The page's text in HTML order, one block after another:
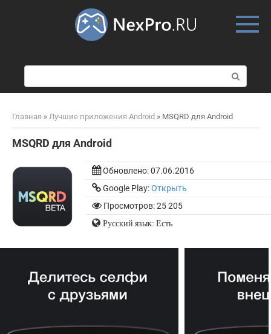
о
и
к
Главная » Лучшие приложения Android » MSQRD для Android
MSQRD для Android
Обновлено:07.06.2016
Google Play:Открыть
Просмотров: 25 205
Русский язык: Есть